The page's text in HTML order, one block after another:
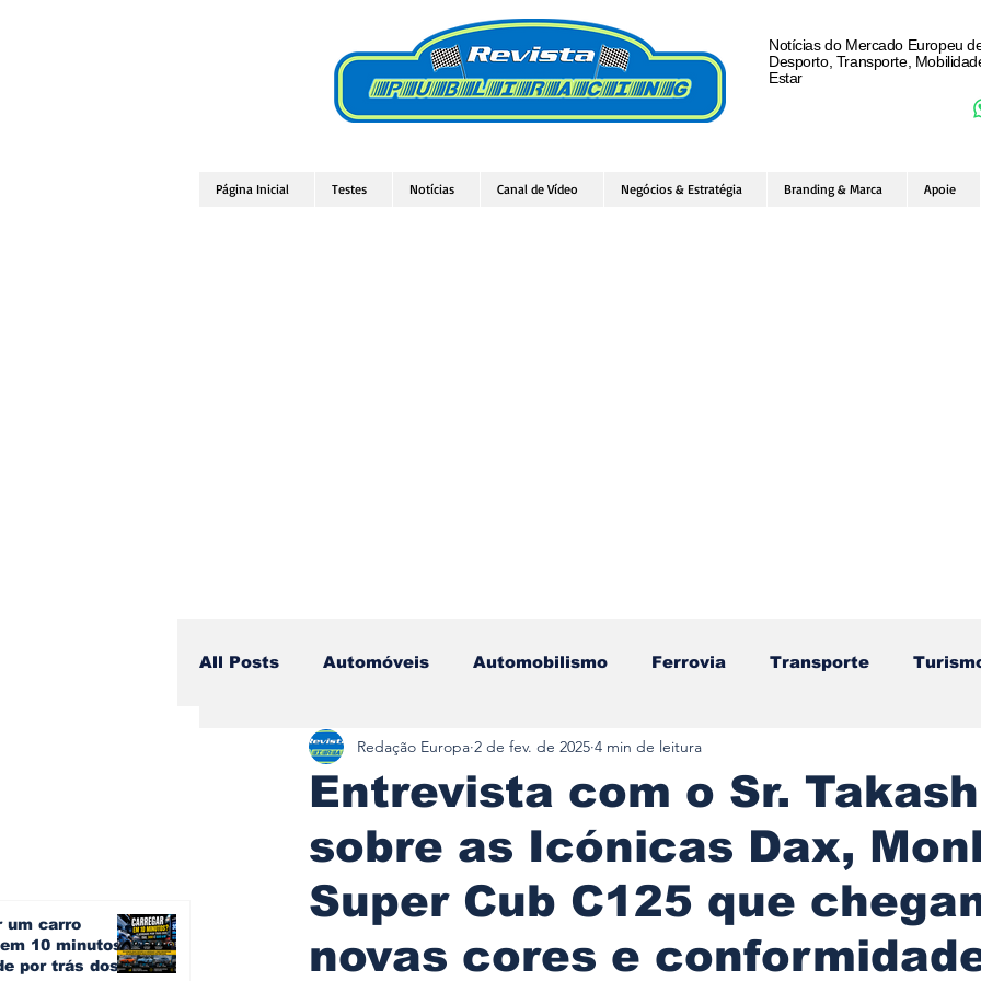
Notícias do Mercado Europeu
Desporto, Transporte,
Estar
Página Inicial Testes Notícias Canal de Vídeo Negócios & Estratégia Branding & Marca Apoie
um carro
10 minutos?
por trás dos
All Posts Automóveis Automobilismo Ferrovia Transporte
Camiões Lazer Aviação Motos Autocarros
Branding & Estratégia Componentes Gastronomia Videojogos/
Vídeo Blog - Sobre Rodas Logística
Entrevista com o Sr.
sobre as Icónicas Dax,
Super Cub C125 que
novas cores e
Redação Europa 2 de fev. de 2025 4 min de leitura